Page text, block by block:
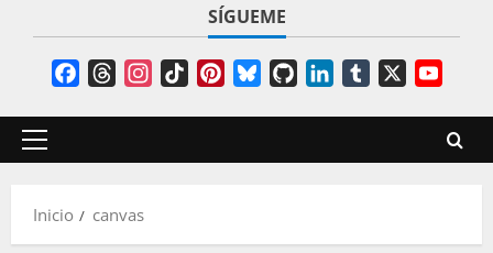
SÍGUEME
FacebookThreadsInstagram
TikTokPinterestBlueskyGitHubLinkedInTumblr
Menú
Inicio
canvas